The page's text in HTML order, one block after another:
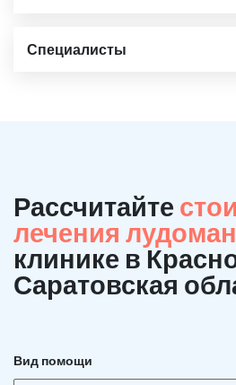
Специалисты
Рассчитайте
лечения
клинике в
Саратовская
Вид помощи